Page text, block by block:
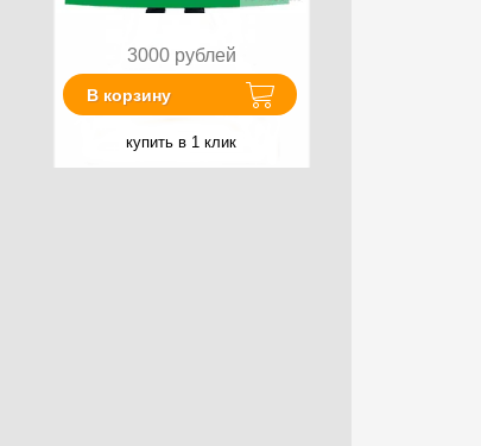
3000 рублей
В корзину
купить в 1 клик